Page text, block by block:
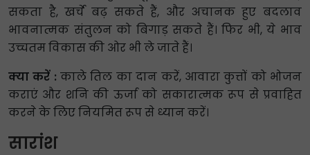
सकता है, खर्चे बढ़ सकते हैं, और अचानक हुए बदलाव
भावनात्मक संतुलन को बिगाड़ सकते हैं। फिर भी, ये भाव
उच्चतम विकास की ओर भी ले जाते हैं।
क्या करें : काले तिल का दान करें, आवारा कुत्तों को भोजन
कराएं और शनि की ऊर्जा को सकारात्मक रूप से प्रवाहित
करने के लिए नियमित रूप से ध्यान करें।
सारांश